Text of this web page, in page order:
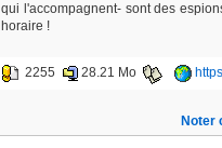
qui l'accompagnent- sont des
horaire !
2255 28.21 Mo
Noter